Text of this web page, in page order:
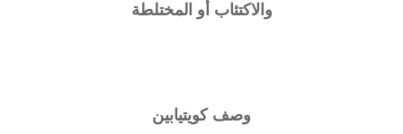
والاكتئاب أو المختلطة
وصفكويتيابين